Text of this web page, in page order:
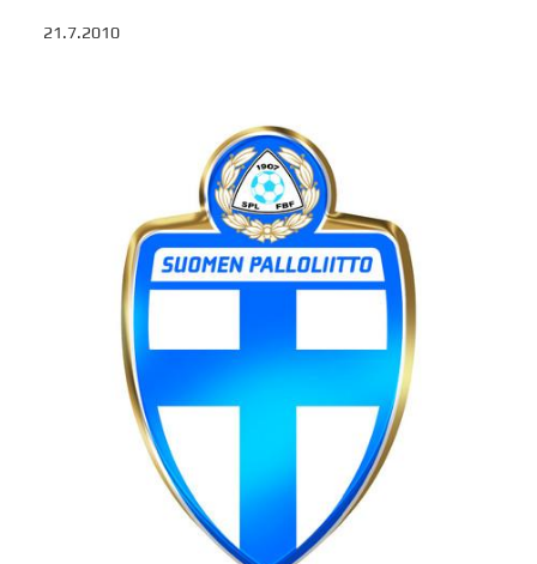
21.7.2010